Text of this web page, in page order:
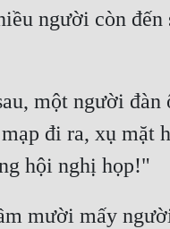
người còn đến
một người đàn
đi ra, xụ mặt
mười mấy